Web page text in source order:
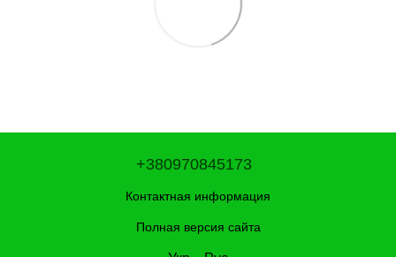
+380970845173
Контактная информация
Полная версия сайта